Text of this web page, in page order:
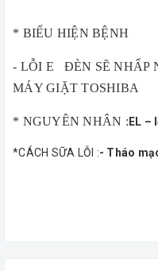
* BIỂU HIỆN BỆNH
- LỖI E ĐÈN SẼ NHẤP
MÁY GIẶT TOSHIBA
* NGUYÊN NHÂN : EL –
*CÁCH SỮA LỖI :- Tháo